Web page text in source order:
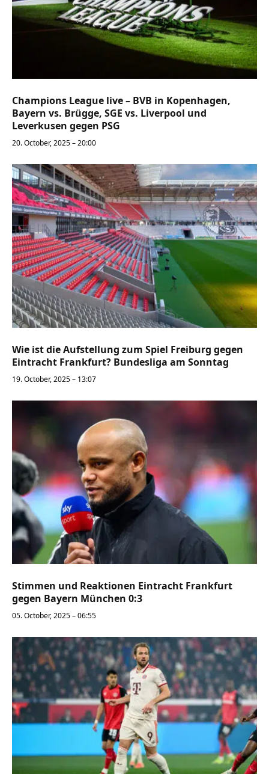
Champions League live – BVB in Kopenhagen,
Bayern vs. Brügge, SGE vs. Liverpool und
Leverkusen gegen PSG
20. October, 2025 – 20:00
Wie ist die Aufstellung zum Spiel Freiburg gegen
Eintracht Frankfurt? Bundesliga am Sonntag
19. October, 2025 – 13:07
Stimmen und Reaktionen Eintracht Frankfurt
gegen Bayern München 0:3
05. October, 2025 – 06:55